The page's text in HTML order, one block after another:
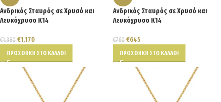
Ανδρικός Σταυρός σε Χρυσό και
Λευκόχρυσο Κ14
€1.380 €1.170
ΠΡΟΣΘΉΚΗ ΣΤΟ ΚΑΛΆΘΙ
Ανδρικός Σταυρός σε Χρυσό και
Λευκόχρυσο Κ14
€760 €645
ΠΡΟΣΘΉΚΗ ΣΤΟ ΚΑΛΆΘΙ